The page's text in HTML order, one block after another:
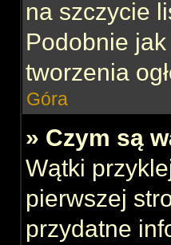
na szczycie
Podobnie
tworzenia
Góra
» Czym są
Wątki
pierwszej
przydatne